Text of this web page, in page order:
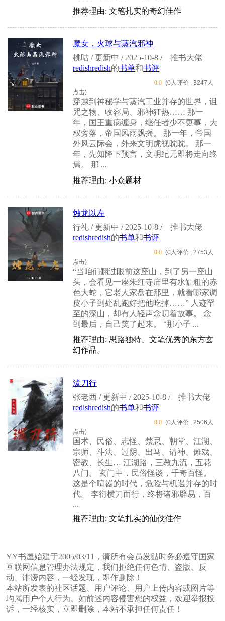
推荐理由: 文笔扎实的奇幻佳作
魔女，火球与蒸汽邪神
桃咕 / 更新中 / 2025-10-8 /
推书大佬
redishredish的书单和书评
0.0 (0人评价 , 3247人
点击)
穿越到神秘学与蒸汽工业并存的世界，诅
咒之物、收容局、邪神狂热…… 那一
年，国王重病缠身，继任者少不更事，大
权旁落，帝国风雨飘摇。 那一年，帝国
外风云际会，外来文明虎视眈眈。 那一
年，先知降下预言，文明纪元即将走向终
焉。 那 ...
推荐理由: 小众题材
烛龙以左
行礼 / 更新中 / 2025-10-8 /
推书大佬
redishredish的书单和书评
0.0 (0人评价 , 2753人
点击)
“当咱们翻过眼前这座山，到了另一座山
头，会看见一座朱红寺庙里有水缸粗的赤
色大蛇，它老人家盘在那里，就看哪家调
皮小子到处乱跑好把他吃掉……” 人迹罕
至的深山，却有人轻声念叨着故事。 念
到最后，自己笑了起来。 “那小子 ...
推荐理由: 思路独特、文笔优秀的东方玄
幻作品。
泼刀行
张老西 / 更新中 / 2025-10-8 /
推书大佬
redishredish的书单和书评
0.0 (0人评价 , 2506人
点击)
国术、民俗、志怪、禁忌、朝堂、江湖、
宗师、斗法、过阴、出马、请神、傩戏、
密教、长生… 江湖路，三教九流，五花
八门。 玄门中，民俗怪谈，千奇百怪。
这是个喧嚣的时代，危险与机遇并存的时
代。 李衍横刀而行，终将诸邪辟易，百
...
推荐理由: 文笔扎实的仙侠佳作
YY书屋始建于2005/03/11，请所有会员发贴时务必遵守国家
互联网信息管理办法规定，我们拒绝任何色情、盗版、反
动、诽谤内容，一经发现，即作删除！
本站所发表的社区话题、用户评论、用户上传内容或图片等
均属用户个人行为。如前述内容侵害您的权益，欢迎举报投
诉，一经核实，立即删除，本站不承担任何责任！